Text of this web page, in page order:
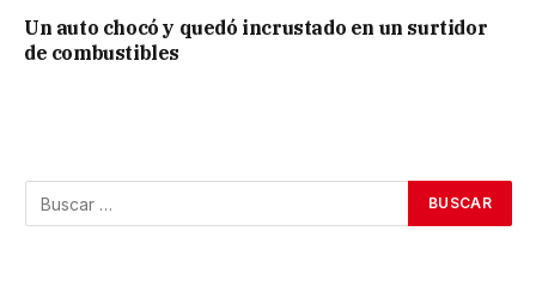
Un auto chocó y quedó incrustado en un surtidor
de combustibles